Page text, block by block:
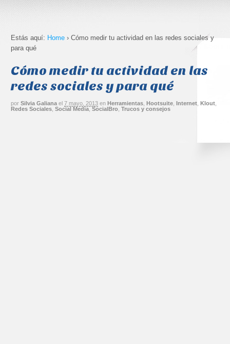
Estás aquí: Home › Cómo medir tu actividad en las redes sociales y
para qué
Cómo medir tu actividad en las
redes sociales y para qué
por Silvia Galiana el 7 mayo, 2013 en Herramientas ,Hootsuite ,Internet ,Klout
Redes Sociales ,Social Media,SocialBro ,Trucos y consejos